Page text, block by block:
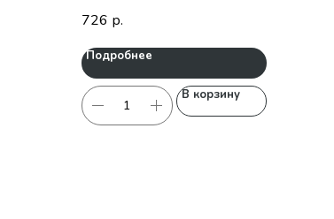
726 р.
Подробнее
В корзину